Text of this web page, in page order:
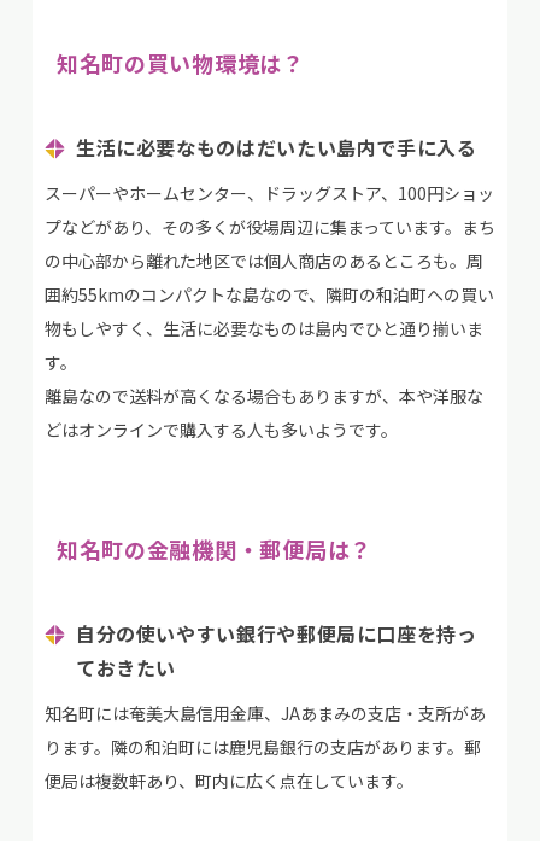
知名町の買い物環境は？
生活に必要なものはだいたい島内で手に入る
スーパーやホームセンター、ドラッグストア、100円ショッ
プなどがあり、その多くが役場周辺に集まっています。まち
の中心部から離れた地区では個人商店のあるところも。周
囲約55kmのコンパクトな島なので、隣町の和泊町への買い
物もしやすく、生活に必要なものは島内でひと通り揃いま
す。
離島なので送料が高くなる場合もありますが、本や洋服な
どはオンラインで購入する人も多いようです。
知名町の金融機関・郵便局は？
自分の使いやすい銀行や郵便局に口座を持っ
ておきたい
知名町には奄美大島信用金庫、JAあまみの支店・支所があ
ります。隣の和泊町には鹿児島銀行の支店があります。郵
便局は複数軒あり、町内に広く点在しています。